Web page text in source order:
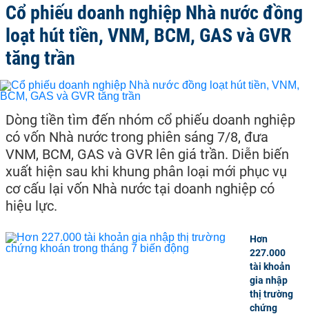
Cổ phiếu doanh nghiệp Nhà nước đồng
loạt hút tiền, VNM, BCM, GAS và GVR
tăng trần
Dòng tiền tìm đến nhóm cổ phiếu doanh nghiệp
có vốn Nhà nước trong phiên sáng 7/8, đưa
VNM, BCM, GAS và GVR lên giá trần. Diễn biến
xuất hiện sau khi khung phân loại mới phục vụ
cơ cấu lại vốn Nhà nước tại doanh nghiệp có
hiệu lực.
Hơn
227.000
tài khoản
gia nhập
thị trường
chứng